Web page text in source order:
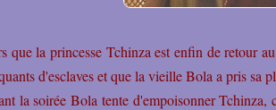
que la princesse Tchinza est enfin de retour
d'esclaves et que la vieille Bola a pris sa
la soirée Bola tente d'empoisonnerTchinza,